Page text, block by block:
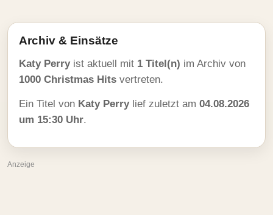
Archiv & Einsätze
Katy Perryist aktuell mit 1 Titel(n) im Archiv von
1000 Christmas Hits vertreten.
Ein Titel von Katy Perrylief zuletzt am 04.08.2026
um 15:30 Uhr.
Anzeige